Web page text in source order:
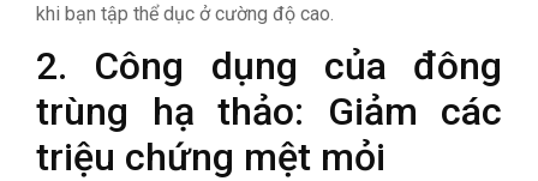
khi bạn tập thể dục ở cường độ cao.
2. Công dụng của đông
trùng hạ thảo: Giảm các
triệu chứng mệt mỏi